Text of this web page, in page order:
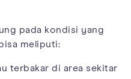
pada kondisi yang
meliputi:
terbakar di area sekitar